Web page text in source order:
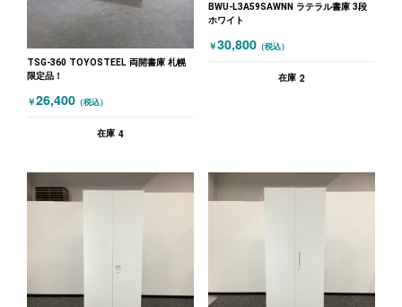
TSG-360 TOYOSTEEL 両開書庫 札幌
限定品！
￥26,400 （税込）
在庫 4
BWU-L3A59SAWNN ラテラル書庫 3段
ホワイト
￥30,800 （税込）
在庫 2